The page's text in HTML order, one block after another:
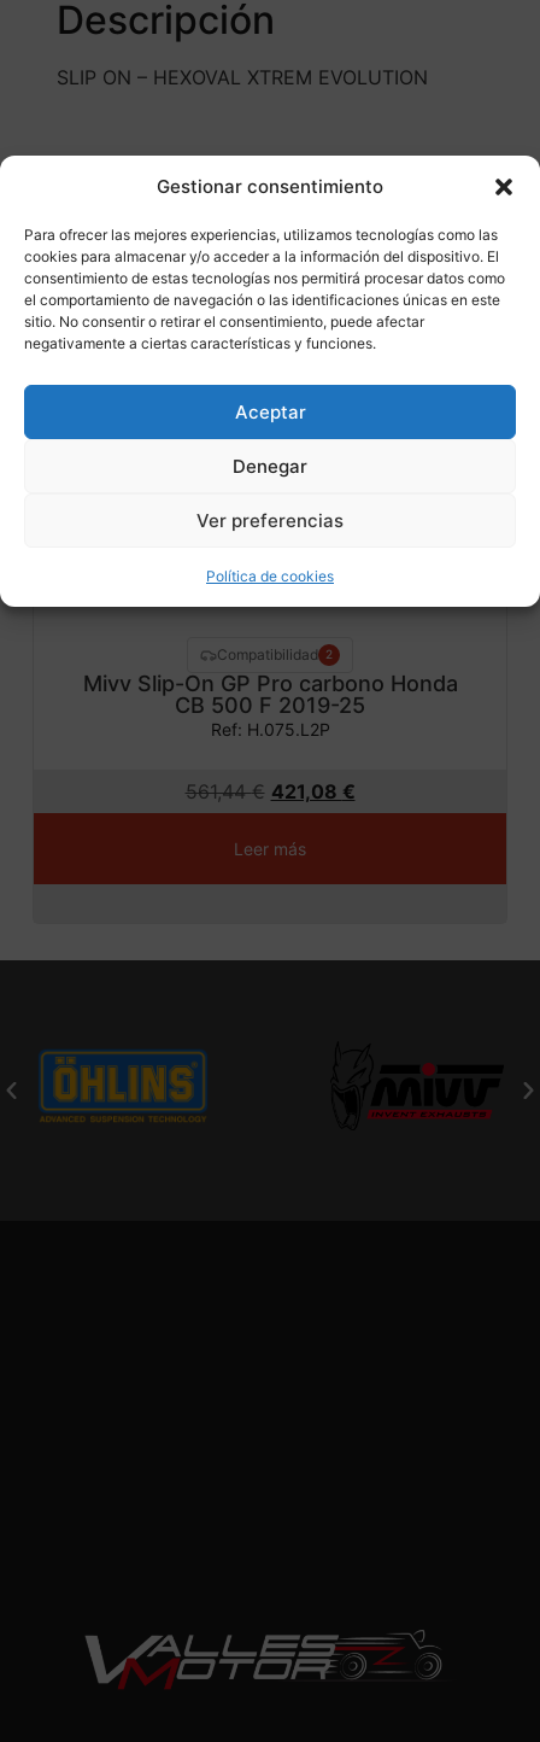
Gestionar consentimiento
Para ofrecer las mejores experiencias, utilizamos tecnologías como las
cookies para almacenar y/o acceder a la información del dispositivo. El
consentimiento de estas tecnologías nos permitirá procesar datos como
el comportamiento de navegación o las identificaciones únicas en este
sitio. No consentir o retirar el consentimiento, puede afectar
negativamente a ciertas características y funciones.
Aceptar
Denegar
Ver preferencias
Política de cookies
Descripción
SLIP ON – HEXOVAL XTREM EVOLUTION
Otros productos
Compatibilidad 2
Mivv Slip-On GP Pro carbono Honda
CB 500 F 2019-25
Ref: H.075.L2P
561,44€ 421,08 €
Leer más